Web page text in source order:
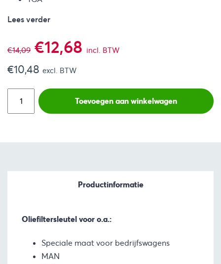
Lees verder
€14,09 Oorspronkelijke
prijs
was:
€12,68 Huidige
is:
incl. BTW
€10,48 excl. BTW
Toevoegen aan winkelwagen
Productinformatie
Oliefiltersleutel voor o.a.:
Speciale maat voor bedrijfswagens
MAN